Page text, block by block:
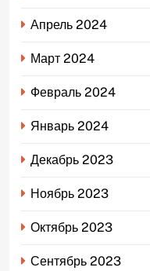
Апрель 2024
Март 2024
Февраль 2024
Январь 2024
Декабрь 2023
Ноябрь 2023
Октябрь 2023
Сентябрь 2023